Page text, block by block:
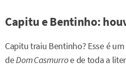
Capitu e Bentinho:
Capitu traiu Bentinho? Esse é
deDom Casmurroe de toda a